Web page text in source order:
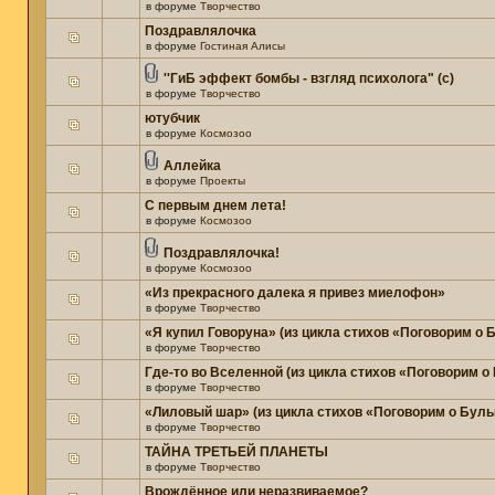
в форуме Творчество
Поздравлялочка
в форуме Гостиная Алисы
''ГиБ эффект бомбы - взгляд психолога" (c)
в форуме Творчество
ютубчик
в форуме Космозоо
Аллейка
в форуме Проекты
С первым днем лета!
в форуме Космозоо
Поздравлялочка!
в форуме Космозоо
«Из прекрасного далека я привез миелофон»
в форуме Творчество
«Я купил Говоруна» (из цикла стихов «Поговорим о
в форуме Творчество
Где-то во Вселенной (из цикла стихов «Поговорим
в форуме Творчество
«Лиловый шар» (из цикла стихов «Поговорим о
в форуме Творчество
ТАЙНА ТРЕТЬЕЙ ПЛАНЕТЫ
в форуме Творчество
Врождённое или неразвиваемое?